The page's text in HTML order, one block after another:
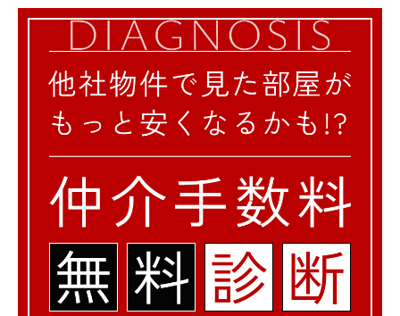
■幼稚園、保育園
キッズタウン下落合保育園 ・・・ 189m
オルト保育園 ・・・ 315m
■病院
社会福祉法人聖母会聖母病院 ・・・
781m
■郵便局
高田馬場郵便局 ・・・ 234m